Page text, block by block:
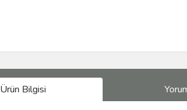
Ürün Bilgisi